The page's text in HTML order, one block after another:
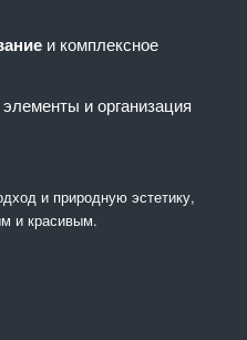
и комплексное
и организация
и природную эстетику,
и красивым.